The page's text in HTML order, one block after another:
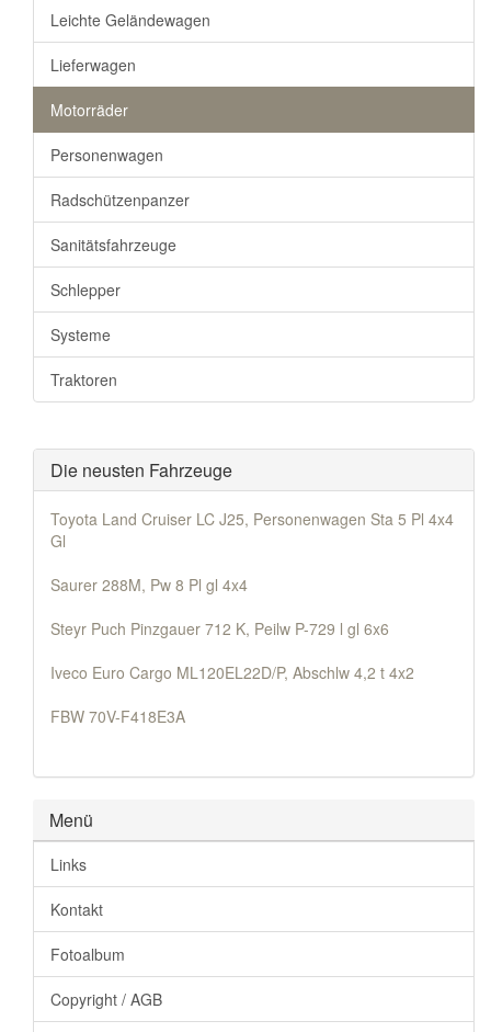
Leichte Geländewagen
Lieferwagen
Motorräder
Personenwagen
Radschützenpanzer
Sanitätsfahrzeuge
Schlepper
Systeme
Traktoren
Die neusten Fahrzeuge
Toyota Land Cruiser LC J25, Personenwagen Sta 5 Pl 4x4
Gl
Saurer 288M, Pw 8 Pl gl 4x4
Steyr Puch Pinzgauer 712 K, Peilw P-729 l gl 6x6
Iveco Euro Cargo ML120EL22D/P, Abschlw 4,2 t 4x2
FBW 70V-F418E3A
Menü
Links
Kontakt
Fotoalbum
Copyright / AGB